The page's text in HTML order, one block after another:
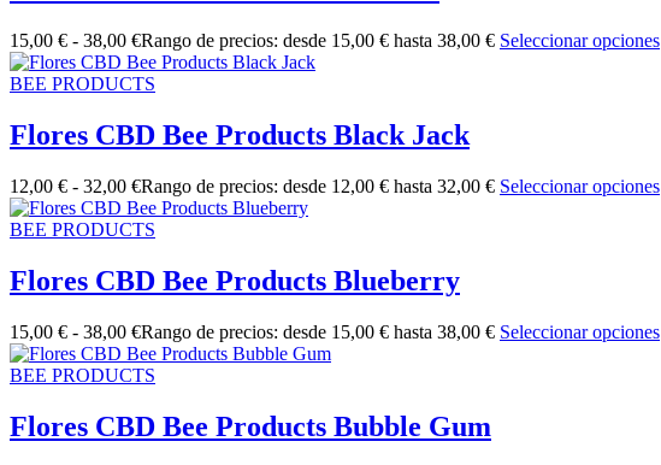
15,00 € - 38,00 €Rango de precios: desde 15,00 € hasta 38,00 € Seleccionar opciones
BEE PRODUCTS
Flores CBD Bee Products Black Jack
12,00 € - 32,00 €Rango de precios: desde 12,00 € hasta 32,00 € Seleccionar opciones
BEE PRODUCTS
Flores CBD Bee Products Blueberry
15,00 € - 38,00 €Rango de precios: desde 15,00 € hasta 38,00 € Seleccionar opciones
BEE PRODUCTS
Flores CBD Bee Products Bubble Gum